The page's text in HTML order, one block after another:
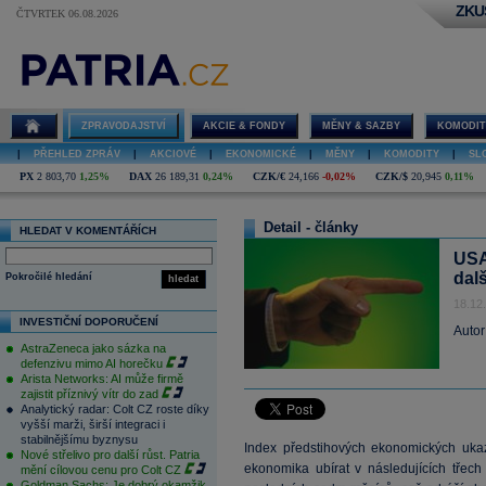
ČTVRTEK 06.08.2026
ZPRAVODAJSTVÍ AKCIE & FONDY MĚNY & SAZBY
PŘEHLED ZPRÁV AKCIOVÉ EKONOMICKÉ MĚNY KOMODITY
PX 2 803,70 1,25% DAX 26 189,31 0,24% CZK/€ 24,166 -0,02% CZK/$ 20,945 0,11%
HLEDAT V KOMENTÁŘÍCH
hledat
Pokročilé hledání
INVESTIČNÍ DOPORUČENÍ
AstraZeneca jako sázka na
defenzivu mimo AI horečku
Arista Networks: AI může firmě
zajistit příznivý vítr do zad
Analytický radar: Colt CZ roste díky
vyšší marži, širší integraci i
stabilnějšímu byznysu
Nové střelivo pro další růst. Patria
mění cílovou cenu pro Colt CZ
Detail - články
Index předstihových ekonomických
ekonomika ubírat v následujících